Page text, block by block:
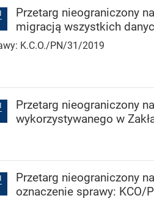
Przetarg nieograniczony
migracją wszystkich
K.C.O./PN/31/2019
Przetarg nieograniczony
wykorzystywanego w
Przetarg nieograniczony
oznaczenie sprawy: KCO/